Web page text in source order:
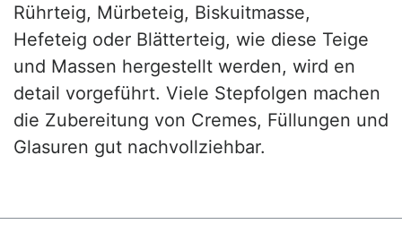
Rührteig, Mürbeteig, Biskuitmasse,
Hefeteig oder Blätterteig, wie diese Teige
und Massen hergestellt werden, wird en
detail vorgeführt. Viele Stepfolgen machen
die Zubereitung von Cremes, Füllungen und
Glasuren gut nachvollziehbar.